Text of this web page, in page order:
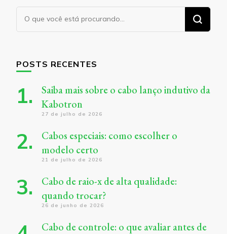
Procurando
algo?
POSTS RECENTES
Saiba mais sobre o cabo lanço indutivo da
Kabotron
27 de julho de 2026
Cabos especiais: como escolher o
modelo certo
21 de julho de 2026
Cabo de raio-x de alta qualidade:
quando trocar?
26 de junho de 2026
Cabo de controle: o que avaliar antes de